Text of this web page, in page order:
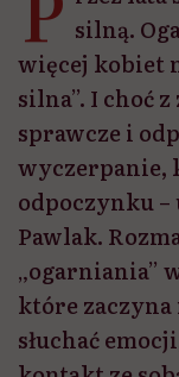
silną.
więcej kobiet
silna”. I choć
sprawcze i
wyczerpanie,
odpoczynku –
Pawlak.
„ogarniania”
które
słuchać